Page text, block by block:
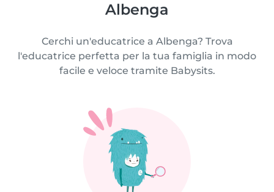
Albenga
Cerchi un'educatrice a Albenga? Trova
l'educatrice perfetta per la tua famiglia in modo
facile e veloce tramite Babysits.